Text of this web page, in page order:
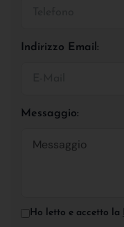
Indirizzo Email:
Messaggio:
Ho letto e accetto la